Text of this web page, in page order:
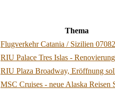
Thema
Flugverkehr Catania / Sizilien
RIU Palace Tres Islas -
RIU Plaza Broadway, Eröffnung
MSC Cruises - neue Alaska Reisen